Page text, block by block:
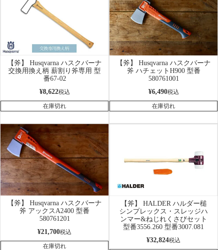
【斧】 Husqvarna ハスクバーナ
交換用換え柄 薪割り斧専用 型
番67-02
¥8,622税込
在庫切れ
【斧】 Husqvarna ハスクバーナ
斧 ハチェットH900 型番
580761001
¥6,490税込
在庫切れ
【斧】 Husqvarna ハスクバーナ
斧 アックスA2400 型番
580761201
¥21,700税込
在庫切れ
【斧】 HALDER ハルダー槌
シンプレックス・スレッジハ
ンマー&ねじれくさびセット
型番3556.260 型番3007.081
¥32,824税込